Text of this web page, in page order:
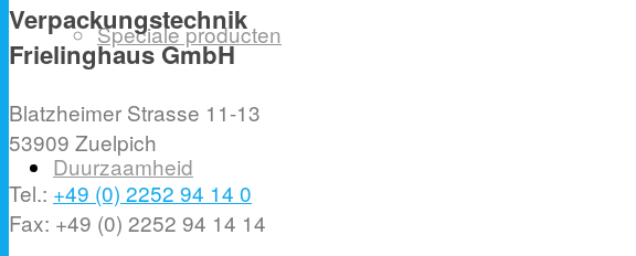
Speciale producten
Duurzaamheid
Verpackungstechnik
Frielinghaus GmbH
Blatzheimer Strasse 11-13
53909 Zuelpich
Tel.: +49 (0) 2252 94 14 0
Fax: +49 (0) 2252 94 14 14